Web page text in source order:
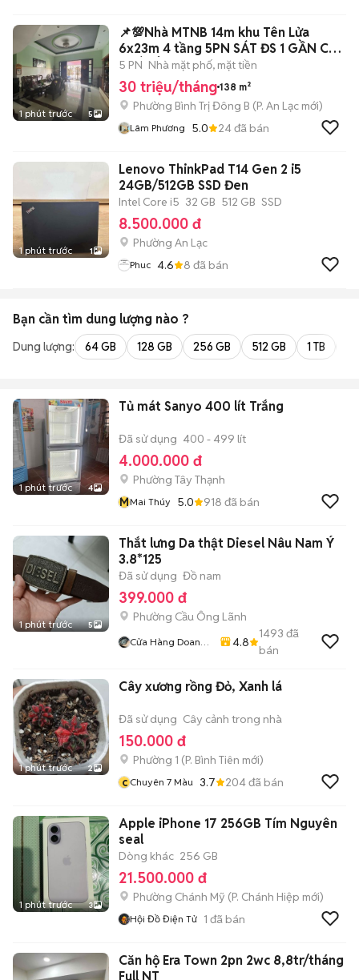
1 phút trước 5
📌💯Nhà MTNB 14m khu Tên Lửa
6x23m 4 tầng 5PN SÁT ĐS 1 GẦN CV
PHÚ LÂM
5 PN Nhà mặt phố, mặt tiền
30 triệu/tháng 138 m²
Phường Bình Trị Đông B (P. An Lạc mới)
Lâm Phương 5.0 24đã bán
1 phút trước 1
Lenovo ThinkPad T14 Gen 2 i5
24GB/512GB SSD Đen
Intel Core i5 32 GB 512 GB SSD
8.500.000 đ
Phường An Lạc
Phuc 4.6 8 đã bán
Bạn cần tìm dung lượng nào ?
Dung lượng: 64 GB 128 GB 256 GB 512 GB 1 TB
1 phút trước 4
Tủ mát Sanyo 400 lít Trắng
Đã sử dụng 400 - 499 lít
4.000.000 đ
Phường Tây Thạnh
MMai Thúy 5.0 918 đã bán
1 phút trước 5
Thắt lưng Da thật Diesel Nâu Nam Ý
3.8*125
Đã sử dụng Đồ nam
399.000 đ
Phường Cầu Ông Lãnh
Cửa Hàng Doan
4.8
1493 đã
bán
1 phút trước 2
Cây xương rồng Đỏ, Xanh lá
Đã sử dụng Cây cảnh trong nhà
150.000 đ
Phường 1 (P. Bình Tiên mới)
c Chuyên 7 Màu 3.7 204đã bán
1 phút trước 3
Apple iPhone 17 256GB Tím Nguyên
seal
Dòng khác 256 GB
21.500.000 đ
Phường Chánh Mỹ (P. Chánh Hiệp mới)
Hội Đồ Điện Tử 1 đã bán
Căn hộ Era Town 2pn 2wc 8,8tr/tháng
Full NT